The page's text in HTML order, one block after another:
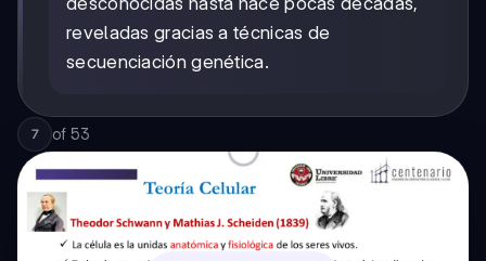
reveladas gracias a técnicas de
secuenciación genética.
7 of 53